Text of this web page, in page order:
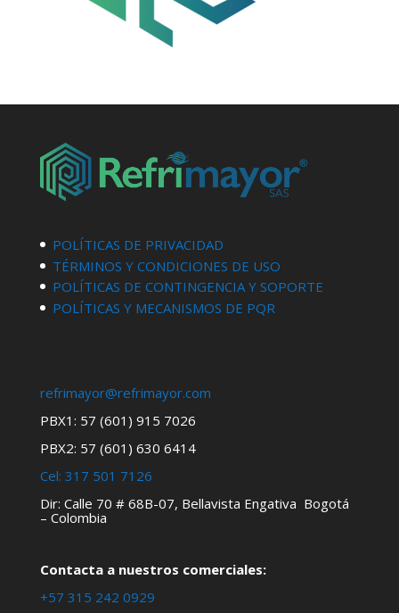
POLÍTICAS DE PRIVACIDAD
TÉRMINOS Y CONDICIONES DE USO
POLÍTICAS DE CONTINGENCIA Y SOPORTE
POLÍTICAS Y MECANISMOS DE PQR
refrimayor@refrimayor.com
PBX1: 57 (601) 915 7026
PBX2: 57 (601) 630 6414
Cel: 317 501 7126
Dir: Calle 70 # 68B-07, Bellavista Engativa Bogotá
– Colombia
Contacta a nuestros comerciales:
+57 315 242 0929